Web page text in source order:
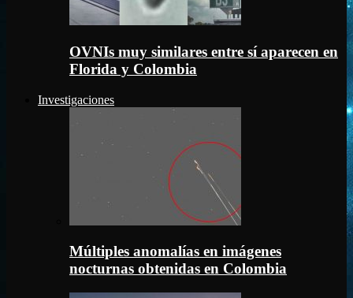
OVNIs muy similares entre sí aparecen en
Florida y Colombia
Investigaciones
Múltiples anomalías en imágenes
nocturnas obtenidas en Colombia